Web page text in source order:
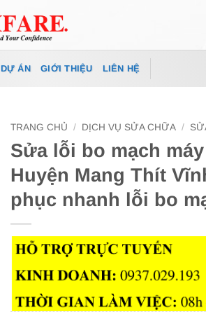
DỰ ÁN GIỚI THIỆU LIÊN HỆ
TRANG CHỦ / DỊCH VỤ SỬA CHỮA /
Sửa lỗi bo mạch
Huyện Mang Thít
phục nhanh lỗi bo